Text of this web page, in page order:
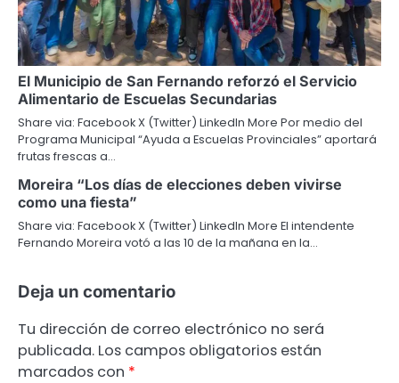
El Municipio de San Fernando reforzó el Servicio
Alimentario de Escuelas Secundarias
Share via: Facebook X (Twitter) LinkedIn More Por medio del
Programa Municipal “Ayuda a Escuelas Provinciales” aportará
frutas frescas a…
Moreira “Los días de elecciones deben vivirse
como una fiesta”
Share via: Facebook X (Twitter) LinkedIn More El intendente
Fernando Moreira votó a las 10 de la mañana en la…
Deja un comentario
Tu dirección de correo electrónico no será
publicada. Los campos obligatorios están
marcados con *